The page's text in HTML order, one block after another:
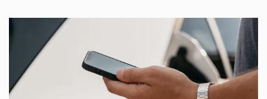
Vad
destinationsladdning?
elbilen